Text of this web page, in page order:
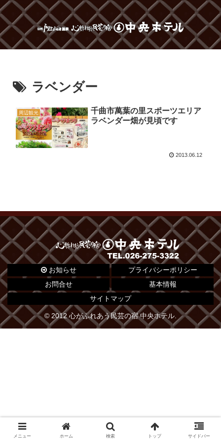
ラベンダー
周辺観光
千曲市萬葉の里スポーツエリア
ラベンダー畑が見頃です
2013.06.12
お知らせ
プライバシーポリシー
お問合せ
基本情報
サイトマップ
© 2012 心がふれあう民芸の宿 中央ホテル.
メニュー ホーム 検索 トップ サイドバー